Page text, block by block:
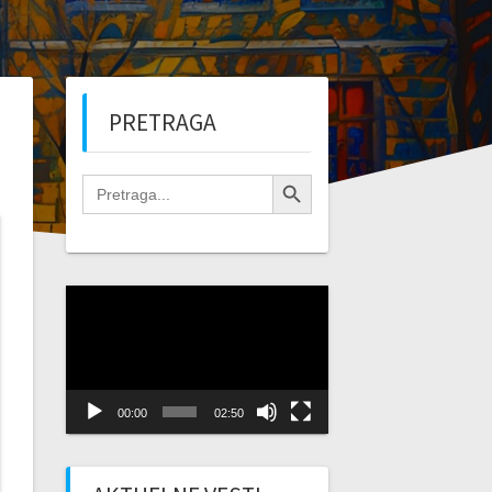
PRETRAGA
Search
for:
Search Button
00:00 02:50